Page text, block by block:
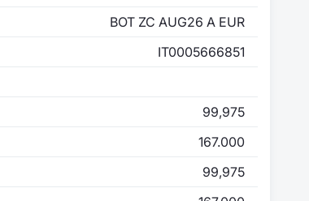
BOT ZC AUG26 A EUR
IT0005666851
99,975
167.000
99,975